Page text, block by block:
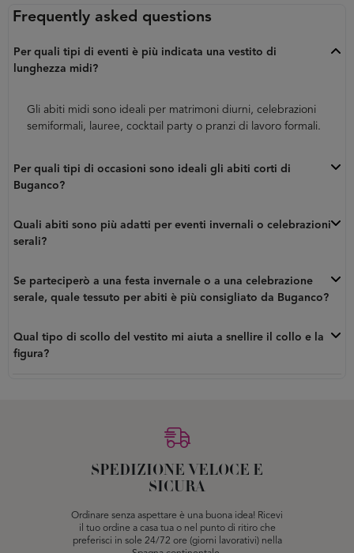
Frequently asked questions
Per quali tipi di eventi è più indicata una vestito di
lunghezza midi?
Gli abiti midi sono ideali per matrimoni diurni, celebrazioni
semiformali, lauree, cocktail party o pranzi di lavoro formali.
Per quali tipi di occasioni sono ideali gli abiti corti di
Buganco?
Quali abiti sono più adatti per eventi invernali o celebrazioni
serali?
Se parteciperò a una festa invernale o a una celebrazione
serale, quale tessuto per abiti è più consigliato da Buganco?
Qual tipo di scollo del vestito mi aiuta a snellire il collo e la
figura?
SPEDIZIONE VELOCE E
SICURA
Ordinare senza aspettare è una buona idea! Ricevi
il tuo ordine a casa tua o nel punto di ritiro che
preferisci in sole 24/72 ore (giorni lavorativi) nella